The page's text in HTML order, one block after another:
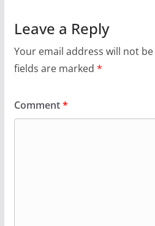
Leave a Reply
Your email address will not
fields are marked *
Comment*